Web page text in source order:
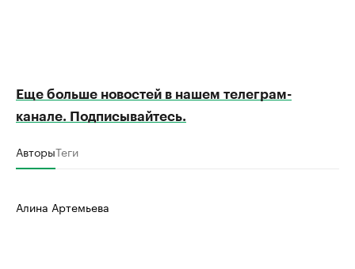
Еще больше новостей в нашем телеграм-
канале. Подписывайтесь.
АвторыТеги
Алина Артемьева